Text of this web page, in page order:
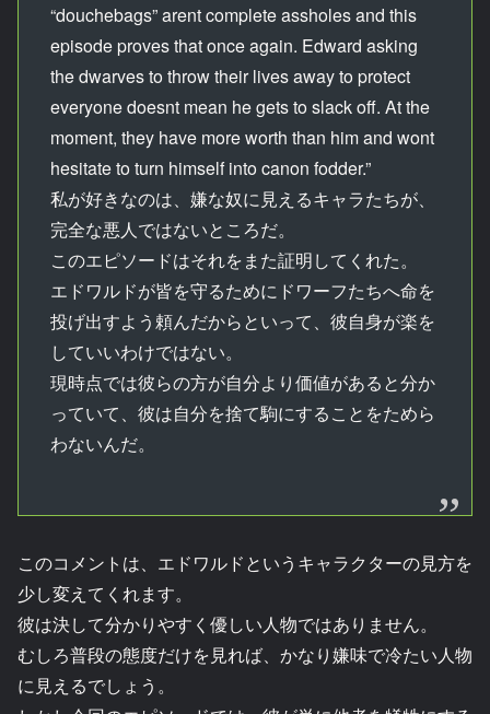
“douchebags” arent complete assholes and this
episode proves that once again. Edward asking
the dwarves to throw their lives away to protect
everyone doesnt mean he gets to slack off. At the
moment, they have more worth than him and wont
hesitate to turn himself into canon fodder.”
私が好きなのは、嫌な奴に見えるキャラたちが、
完全な悪人ではないところだ。
このエピソードはそれをまた証明してくれた。
エドワルドが皆を守るためにドワーフたちへ命を
投げ出すよう頼んだからといって、彼自身が楽を
していいわけではない。
現時点では彼らの方が自分より価値があると分か
っていて、彼は自分を捨て駒にすることをためら
わないんだ。
このコメントは、エドワルドというキャラクターの見方を
少し変えてくれます。
彼は決して分かりやすく優しい人物ではありません。
むしろ普段の態度だけを見れば、かなり嫌味で冷たい人物
に見えるでしょう。